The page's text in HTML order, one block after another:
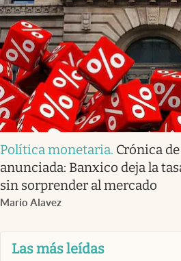
Política monetaria. Crónica
anunciada: Banxico deja la
sin sorprender al mercado
Mario Alavez
Las más leídas